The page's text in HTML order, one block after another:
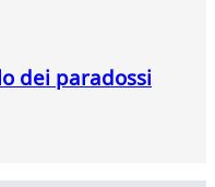
dei paradossi